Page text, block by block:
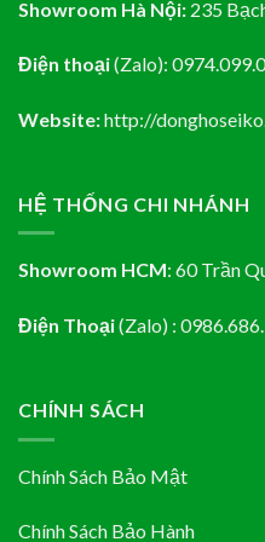
Showroom Hà Nội: 235
Điện thoại(Zalo):
Website:http://
HỆ THỐNG CHI NHÁNH
Showroom HCM: 60 Trần
Điện Thoại(Zalo) :
CHÍNH SÁCH
Chính Sách Bảo Mật
Chính Sách Bảo Hành